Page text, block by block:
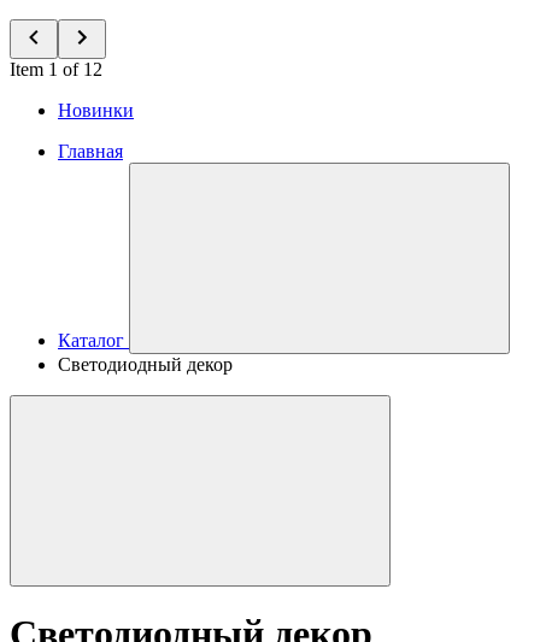
Item 1 of 12
Новинки
Главная
Каталог
Светодиодный декор